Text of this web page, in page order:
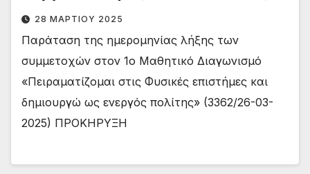
28 ΜΑΡΤΊΟΥ 2025
Παράταση της ημερομηνίας λήξης των
συμμετοχών στον 1ο Μαθητικό Διαγωνισμό
«Πειραματίζομαι στις Φυσικές επιστήμες και
δημιουργώ ως ενεργός πολίτης» (3362/26-03-
2025) ΠΡΟΚΗΡΥΞΗ